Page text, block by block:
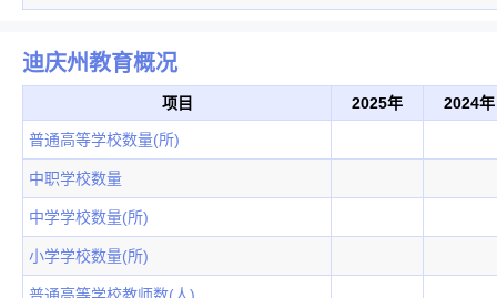
迪庆州教育概况
项目 2025年 2024年
普通高等学校数量(所)
中职学校数量
中学学校数量(所)
小学学校数量(所)